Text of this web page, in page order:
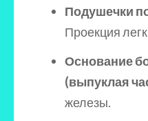
Подушечки
Проекция
Основание
(выпуклая
железы.